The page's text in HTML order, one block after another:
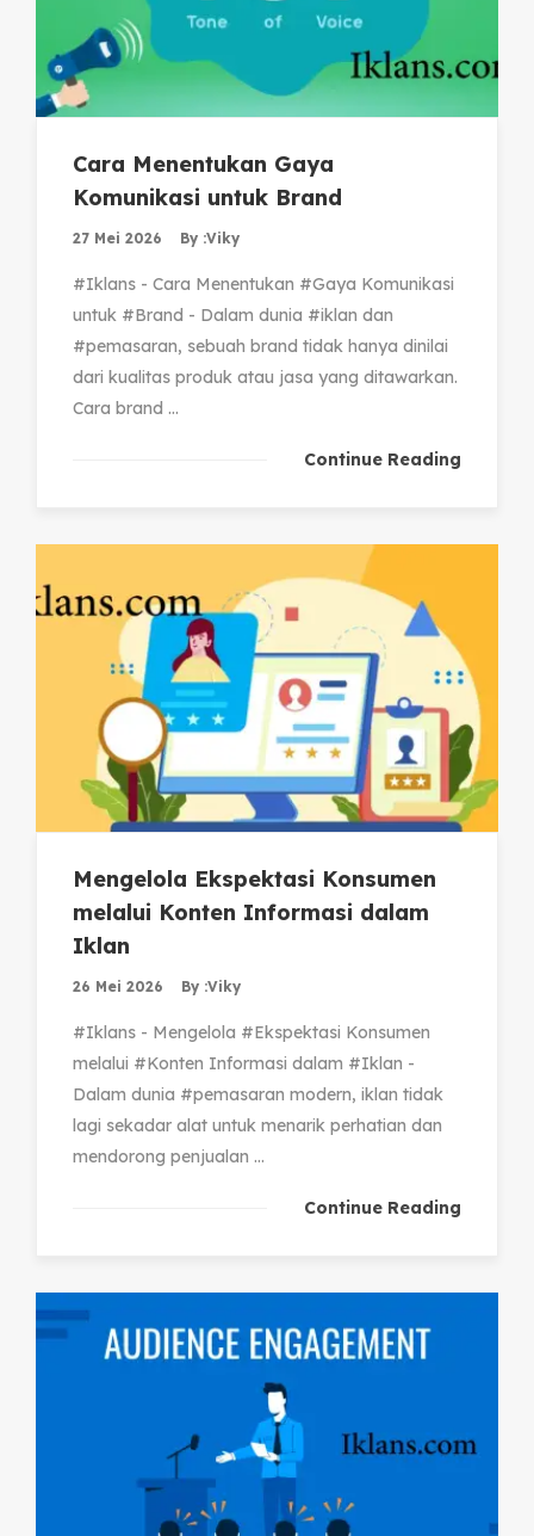
Cara Menentukan Gaya
Komunikasi untuk Brand
27 Mei 2026 By :Viky
#Iklans - Cara Menentukan #Gaya Komunikasi
untuk #Brand - Dalam dunia #iklan dan
#pemasaran, sebuah brand tidak hanya dinilai
dari kualitas produk atau jasa yang ditawarkan.
Cara brand ...
Continue Reading
Mengelola Ekspektasi Konsumen
melalui Konten Informasi dalam
Iklan
26 Mei 2026 By :Viky
#Iklans - Mengelola #Ekspektasi Konsumen
melalui #Konten Informasi dalam #Iklan -
Dalam dunia #pemasaran modern, iklan tidak
lagi sekadar alat untuk menarik perhatian dan
mendorong penjualan ...
Continue Reading